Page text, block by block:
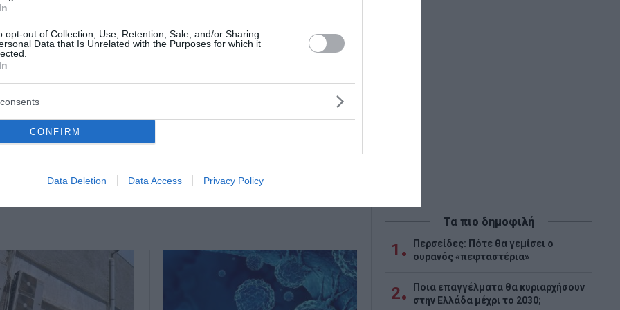
opt-out of Collection, Use, Retention, Sale, and/or Sharing
Data that Is Unrelated with the Purposes for which it
CONFIRM
Data Deletion Data Access Privacy Policy
του εντέρου
τρικ; - Φάρμακο εξαφάνισε πλήρως καρκινικούς όγκους σε
το λίπος στο συκώτι
Lykavitos.gr στο Google News
όλες τις ειδήσεις
Τα πιο δημοφιλή
1
Περσείδες: Πότε θα γεμίσει ο
ουρανός «πεφταστέρια»
2
Ποια επαγγέλματα θα κυριαρχήσουν
στην Ελλάδα μέχρι το 2030;